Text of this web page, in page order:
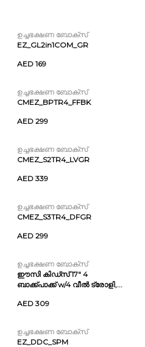
ഉച്ചഭക്ഷണ ബോക്സ്
EZ_GL2in1COM_GR
AED 169
ഉച്ചഭക്ഷണ ബോക്സ്
CMEZ_BPTR4_FFBK
AED 299
ഉച്ചഭക്ഷണ ബോക്സ്
CMEZ_S2TR4_LVGR
AED 339
ഉച്ചഭക്ഷണ ബോക്സ്
CMEZ_S3TR4_DFGR
AED 299
ഉച്ചഭക്ഷണ ബോക്സ്
ഈസി കിഡ്സ് 17" 4
ബാക്ക്പാക്ക് w/4 വീൽ ട്രോളി,...
AED 309
ഉച്ചഭക്ഷണ ബോക്സ്
EZ_DDC_SPM